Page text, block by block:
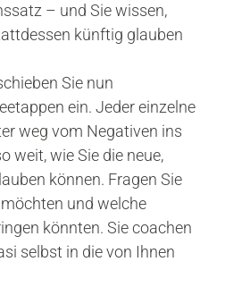
– und Sie wissen,
künftig glauben
Sie nun
ein. Jeder einzelne
weg vom Negativen ins
weit, wie Sie die neue,
können. Fragen Sie
und welche
könnten. Sie coachen
selbst in die von Ihnen